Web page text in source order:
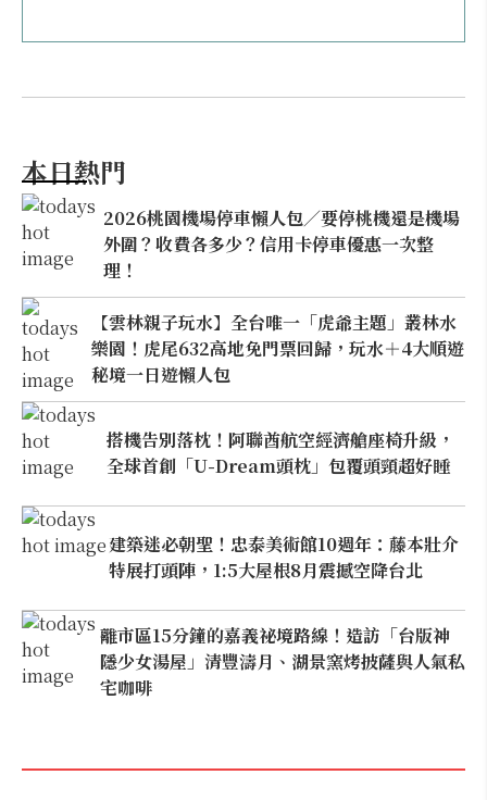
本日熱門
2026桃園機場停車懶人包／要停桃機還是機場
外圍？收費各多少？信用卡停車優惠一次整
理！
【雲林親子玩水】全台唯一「虎爺主題」叢林水
樂園！虎尾632高地免門票回歸，玩水＋4大順遊
秘境一日遊懶人包
搭機告別落枕！阿聯酋航空經濟艙座椅升級，
全球首創「U-Dream頭枕」包覆頭頸超好睡
建築迷必朝聖！忠泰美術館10週年：藤本壯介
特展打頭陣，1:5大屋根8月震撼空降台北
離市區15分鐘的嘉義祕境路線！造訪「台版神
隱少女湯屋」清豐濤月、湖景窯烤披薩與人氣私
宅咖啡